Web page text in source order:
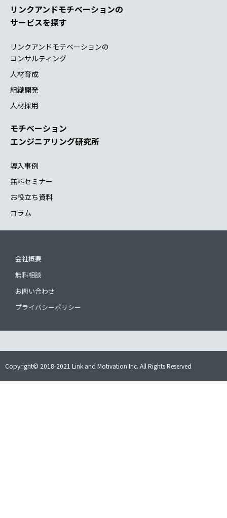
リンクアンドモチベーションの
サービスを探す
リンクアンドモチベーションの
コンサルティング
人材育成
組織開発
人材採用
モチベーション
エンジニアリング研究所
導入事例
無料セミナー
お役立ち資料
コラム
会社概要
無料相談
お問い合わせ
プライバシーポリシー
Copyright© 2018-2021 Link and Motivation Inc. All Rights Reserved